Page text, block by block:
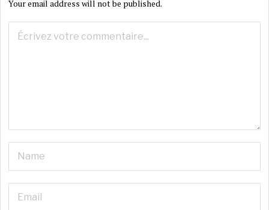
Your email address will not be published.